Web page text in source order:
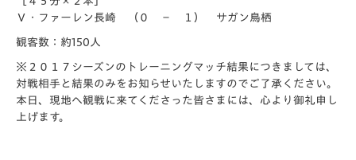
Ｖ・ファーレン長崎 （０ － １） サガン鳥栖
観客数：約150人
※２０１７シーズンのトレーニングマッチ結果につきましては、
対戦相手と結果のみをお知らせいたしますのでご了承ください。
本日、現地へ観戦に来てくださった皆さまには、心より御礼申し
上げます。